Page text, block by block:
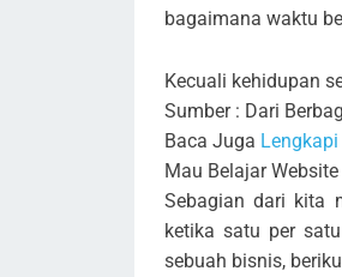
bagaimana waktu
Kecuali kehidupan
Sumber : Dari
Baca Juga
Mau Belajar
Sebagian dari kita
ketika satu per
sebuah bisnis,